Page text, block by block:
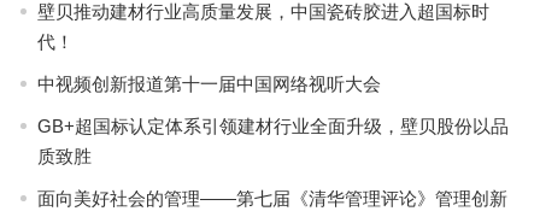
壁贝推动建材行业高质量发展，中国瓷砖胶进入超国标时
代！
中视频创新报道第十一届中国网络视听大会
GB+超国标认定体系引领建材行业全面升级，壁贝股份以品
质致胜
面向美好社会的管理——第七届《清华管理评论》管理创新